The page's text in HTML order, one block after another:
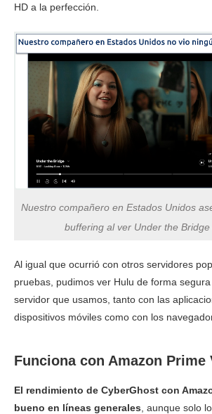
HD a la perfección.
Nuestro compañero en Estados Unidos
buffering al ver Under the Bridge
Al igual que ocurrió con otros servidores
pruebas, pudimos ver Hulu de forma
servidor que usamos, tanto con las
dispositivos móviles como con los
Funciona con Amazon Prime
El rendimiento de CyberGhost con
bueno en líneas generales , aunque solo